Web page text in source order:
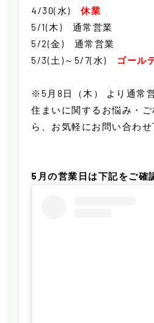
4/30(水) 休業
5/1(木) 通常営業
5/2(金) 通常営業
5/3(土)～5/7(水)
ゴール
※5月8日（木） より通常
住まいに関するお悩み・
ら、お気軽にお問い合わせ
5月の営業日は下記をご確